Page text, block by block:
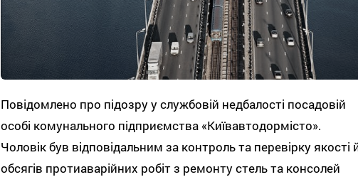
Повідомлено про підозру у службовій недбалості посадовій
особі комунального підприємства «Київавтодормісто».
Чоловік був відповідальним за контроль та перевірку якості
обсягів протиаварійних робіт з ремонту стель та консолей